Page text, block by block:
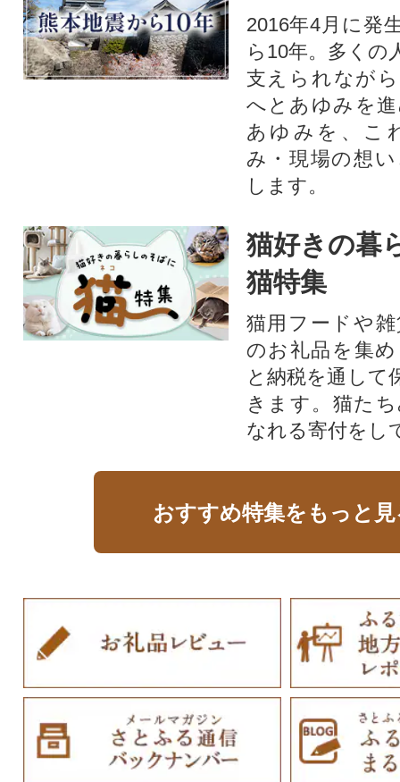
2016年4月に発
ら10年。多くの
支えられなが
へとあゆみを
あゆみを、こ
み・現場の想
します。
猫好きの暮
猫特集
猫用フードや
のお礼品を集
と納税を通して
きます。猫た
なれる寄付をし
おすすめ特集をもっと